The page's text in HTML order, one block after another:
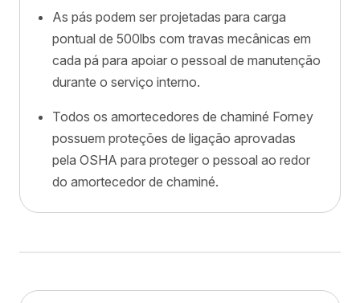
As pás podem ser projetadas para carga
pontual de 500lbs com travas mecânicas em
cada pá para apoiar o pessoal de manutenção
durante o serviço interno.
Todos os amortecedores de chaminé Forney
possuem proteções de ligação aprovadas
pela OSHA para proteger o pessoal ao redor
do amortecedor de chaminé.